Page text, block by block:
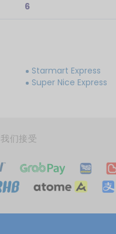
6
Starmart Express
Super Nice Express
我们接受